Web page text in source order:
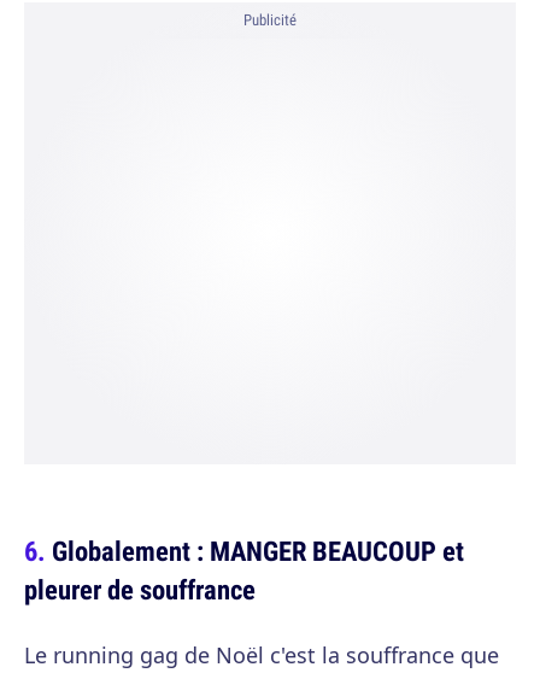
Publicité
Globalement : MANGER BEAUCOUP et
pleurer de souffrance
Le running gag de Noël c'est la souffrance que